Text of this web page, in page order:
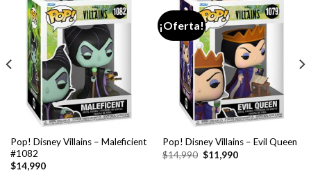
Pop! Disney Villains – Maleficient
#1082
$14,990
¡Oferta!
Pop! Disney Villains – Evil Queen
$14,990 El
precio
$11,990El